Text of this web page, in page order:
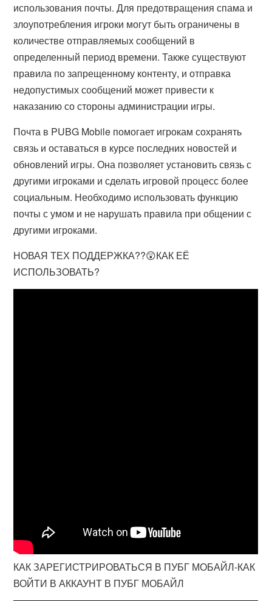
использования почты. Для предотвращения спама и
злоупотребления игроки могут быть ограничены в
количестве отправляемых сообщений в
определенный период времени. Также существуют
правила по запрещенному контенту, и отправка
недопустимых сообщений может привести к
наказанию со стороны администрации игры.
Почта в PUBG Mobile помогает игрокам сохранять
связь и оставаться в курсе последних новостей и
обновлений игры. Она позволяет установить связь с
другими игроками и сделать игровой процесс более
социальным. Необходимо использовать функцию
почты с умом и не нарушать правила при общении с
другими игроками.
НОВАЯ ТЕХ ПОДДЕРЖКА??😲КАК ЕЁ
ИСПОЛЬЗОВАТЬ?
КАК ЗАРЕГИСТРИРОВАТЬСЯ В ПУБГ МОБАЙЛ-КАК
ВОЙТИ В АККАУНТ В ПУБГ МОБАЙЛ